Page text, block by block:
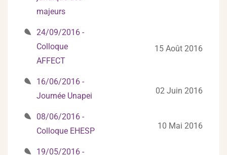
majeurs
24/09/2016 -
Colloque
AFFECT
15 Août 2016
16/06/2016 -
Journée Unapei
02 Juin 2016
08/06/2016 -
Colloque EHESP
10 Mai 2016
19/05/2016 -